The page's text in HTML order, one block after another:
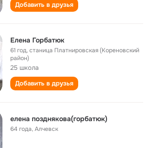
Добавить в друзья
Елена Горбатюк
61 год,станица Платнировская (Кореновский
район)
25 школа
Добавить в друзья
елена позднякова(горбатюк)
64 года,Алчевск